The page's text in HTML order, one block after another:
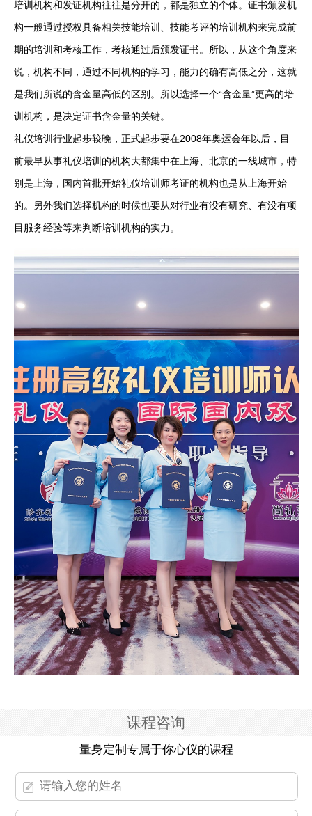
培训机构和发证机构往往是分开的，都是独立的个体。证书颁发机
构一般通过授权具备相关技能培训、技能考评的培训机构来完成前
期的培训和考核工作，考核通过后颁发证书。所以，从这个角度来
说，机构不同，通过不同机构的学习，能力的确有高低之分，这就
是我们所说的含金量高低的区别。所以选择一个“含金量”更高的培
训机构，是决定证书含金量的关键。
礼仪培训行业起步较晚，正式起步要在2008年奥运会年以后，目
前最早从事礼仪培训的机构大都集中在上海、北京的一线城市，特
别是上海，国内首批开始礼仪培训师考证的机构也是从上海开始
的。另外我们选择机构的时候也要从对行业有没有研究、有没有项
目服务经验等来判断培训机构的实力。
课程咨询
量身定制专属于你心仪的课程